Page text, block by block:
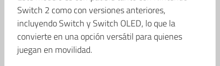
Switch 2 como con versiones anteriores,
incluyendo Switch y Switch OLED, lo que la
convierte en una opción versátil para quienes
juegan en movilidad.